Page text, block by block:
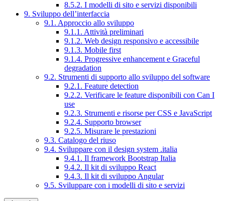
8.5.2. I modelli di sito e servizi disponibili
9. Sviluppo dell’interfaccia
9.1. Approccio allo sviluppo
9.1.1. Attività preliminari
9.1.2. Web design responsivo e accessibile
9.1.3. Mobile first
9.1.4. Progressive enhancement e Graceful
degradation
9.2. Strumenti di supporto allo sviluppo del software
9.2.1. Feature detection
9.2.2. Verificare le feature disponibili con Can I
use
9.2.3. Strumenti e risorse per CSS e JavaScript
9.2.4. Supporto browser
9.2.5. Misurare le prestazioni
9.3. Catalogo del riuso
9.4. Sviluppare con il design system .italia
9.4.1. Il framework Bootstrap Italia
9.4.2. Il kit di sviluppo React
9.4.3. Il kit di sviluppo Angular
9.5. Sviluppare con i modelli di sito e servizi